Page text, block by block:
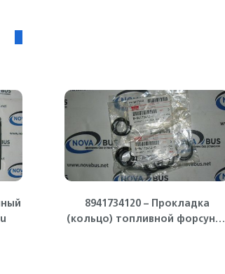
8941734120 – Прокладка
(кольцо) топливной форсунки